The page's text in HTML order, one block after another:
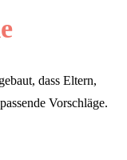
dass Eltern,
Vorschläge.